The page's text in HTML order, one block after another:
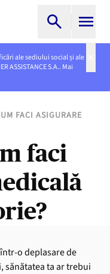
ale sediului social și ale
ASSISTANCE S.A.. Mai
FACI ASIGURARE
faci
o deplasare de
sănătatea ta ar trebui